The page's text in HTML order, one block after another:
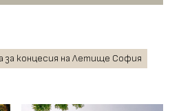
за концесия на Летище София